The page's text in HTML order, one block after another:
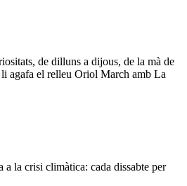
de dilluns a dijous, de la mà de
li agafa el relleu Oriol March amb La
la crisi climàtica: cada dissabte per